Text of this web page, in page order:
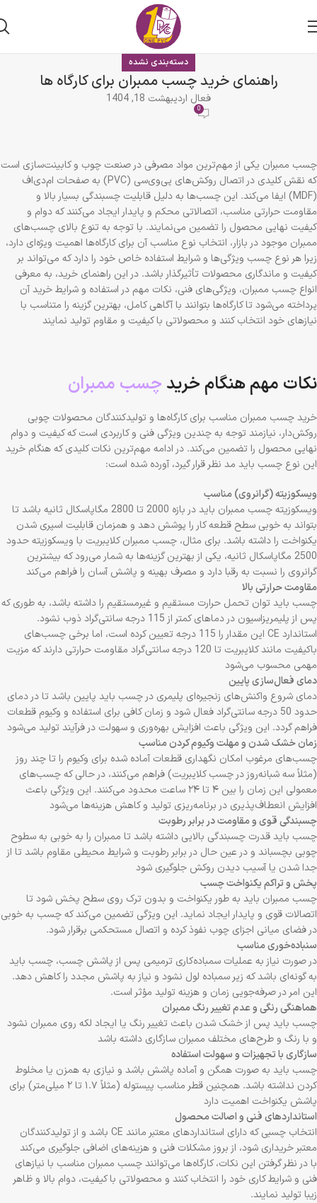
دسته‌بندی نشده
راهنمای خرید چسب ممبران برای کارگاه ها
فعال اردیبهشت 18, 1404
0
چسب ممبران یکی از مهم‌ترین مواد مصرفی در صنعت چوب و کابینت‌سازی است
که نقش کلیدی در اتصال روکش‌های پی‌وی‌سی (PVC) به صفحات ام‌دی‌اف
(MDF) ایفا می‌کند. این چسب‌ها به دلیل قابلیت چسبندگی بسیار بالا و
مقاومت حرارتی مناسب، اتصالاتی محکم و پایدار ایجاد می‌کنند که دوام و
کیفیت نهایی محصول را تضمین می‌نمایند. با توجه به تنوع بالای چسب‌های
ممبران موجود در بازار، انتخاب نوع مناسب آن برای کارگاه‌ها اهمیت ویژه‌ای دارد،
زیرا هر نوع چسب ویژگی‌ها و شرایط استفاده خاص خود را دارد که می‌تواند بر
کیفیت و ماندگاری محصولات تأثیرگذار باشد. در این راهنمای خرید، به معرفی
انواع چسب ممبران، ویژگی‌های فنی، نکات مهم در استفاده و شرایط خرید آن
پرداخته می‌شود تا کارگاه‌ها بتوانند با آگاهی کامل، بهترین گزینه را متناسب با
نیازهای خود انتخاب کنند و محصولاتی با کیفیت و مقاوم تولید نمایند
نکات مهم هنگام خرید چسب ممبران
خرید چسب ممبران مناسب برای کارگاه‌ها و تولیدکنندگان محصولات چوبی
روکش‌دار، نیازمند توجه به چندین ویژگی فنی و کاربردی است که کیفیت و دوام
نهایی محصول را تضمین می‌کند. در ادامه مهم‌ترین نکات کلیدی که هنگام خرید
این نوع چسب باید مد نظر قرار گیرد، آورده شده است:
ویسکوزیته (گرانروی) مناسب
ویسکوزیته چسب ممبران باید در بازه 2000 تا 2800 مگاپاسکال ثانیه باشد تا
بتواند به خوبی سطح قطعه کار را پوشش دهد و همزمان قابلیت اسپری شدن
یکنواخت را داشته باشد. برای مثال، چسب ممبران کلایبریت با ویسکوزیته حدود
2500 مگاپاسکال ثانیه، یکی از بهترین گزینه‌ها به شمار می‌رود که بیشترین
گرانروی را نسبت به رقبا دارد و مصرف بهینه و پاشش آسان را فراهم می‌کند
مقاومت حرارتی بالا
چسب باید توان تحمل حرارت مستقیم و غیرمستقیم را داشته باشد، به طوری که
پس از پلیمریزاسیون در دماهای کمتر از 115 درجه سانتی‌گراد ذوب نشود.
استاندارد CE این مقدار را 115 درجه تعیین کرده است، اما برخی چسب‌های
باکیفیت مانند کلایبریت تا 120 درجه سانتی‌گراد مقاومت حرارتی دارند که مزیت
مهمی محسوب می‌شود
دمای فعال‌سازی پایین
دمای شروع واکنش‌های زنجیره‌ای پلیمری در چسب باید پایین باشد تا در دمای
حدود 50 درجه سانتی‌گراد فعال شود و زمان کافی برای استفاده و وکیوم قطعات
فراهم گردد. این ویژگی باعث افزایش بهره‌وری و سهولت در فرآیند تولید می‌شود
زمان خشک شدن و مهلت وکیوم کردن مناسب
چسب‌های مرغوب امکان نگهداری قطعات آماده شده برای وکیوم را تا چند روز
(مثلاً سه شبانه‌روز در چسب کلایبریت) فراهم می‌کنند، در حالی که چسب‌های
معمولی این زمان را بین ۴ تا ۲۴ ساعت محدود می‌کنند. این ویژگی باعث
افزایش انعطاف‌پذیری در برنامه‌ریزی تولید و کاهش هزینه‌ها می‌شود
چسبندگی قوی و مقاومت در برابر رطوبت
چسب باید قدرت چسبندگی بالایی داشته باشد تا ممبران را به خوبی به سطوح
چوبی بچسباند و در عین حال در برابر رطوبت و شرایط محیطی مقاوم باشد تا از
جدا شدن یا آسیب دیدن روکش جلوگیری شود
پخش و تراکم یکنواخت چسب
چسب ممبران باید به طور یکنواخت و بدون ترک روی سطح پخش شود تا
اتصالات قوی و پایدار ایجاد نماید. این ویژگی تضمین می‌کند که چسب به خوبی
در فضای میانی اجزای چوب نفوذ کرده و اتصال مستحکمی برقرار شود.
سنباده‌خوری مناسب
در صورت نیاز به عملیات سمباده‌کاری ترمیمی پس از پاشش چسب، چسب باید
به گونه‌ای باشد که زیر سمباده لول نشود و نیاز به پاشش مجدد را کاهش دهد.
این امر در صرفه‌جویی زمان و هزینه تولید مؤثر است.
هماهنگی رنگی و عدم تغییر رنگ ممبران
چسب باید پس از خشک شدن باعث تغییر رنگ یا ایجاد لکه روی ممبران نشود
و با رنگ و طرح‌های مختلف ممبران سازگاری داشته باشد
سازگاری با تجهیزات و سهولت استفاده
چسب باید به صورت همگن و آماده پاشش باشد و نیازی به همزن یا مخلوط
کردن نداشته باشد. همچنین قطر مناسب پیستوله (مثلاً ۱.۷ تا ۲ میلی‌متر) برای
پاشش یکنواخت اهمیت دارد
استانداردهای فنی و اصالت محصول
انتخاب چسبی که دارای استانداردهای معتبر مانند CE باشد و از تولیدکنندگان
معتبر خریداری شود، از بروز مشکلات فنی و هزینه‌های اضافی جلوگیری می‌کند
با در نظر گرفتن این نکات، کارگاه‌ها می‌توانند چسب ممبران مناسب با نیازهای
فنی و شرایط کاری خود را انتخاب کنند و محصولاتی با کیفیت، دوام بالا و ظاهر
زیبا تولید نمایند.